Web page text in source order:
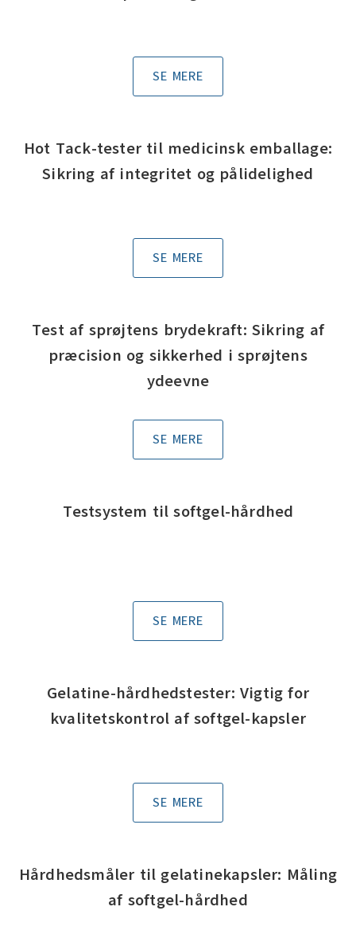
SE MERE
Hot Tack-tester til medicinsk emballage:
Sikring af integritet og pålidelighed
SE MERE
Test af sprøjtens brydekraft: Sikring af
præcision og sikkerhed i sprøjtens
ydeevne
SE MERE
Testsystem til softgel-hårdhed
SE MERE
Gelatine-hårdhedstester: Vigtig for
kvalitetskontrol af softgel-kapsler
SE MERE
Hårdhedsmåler til gelatinekapsler: Måling
af softgel-hårdhed